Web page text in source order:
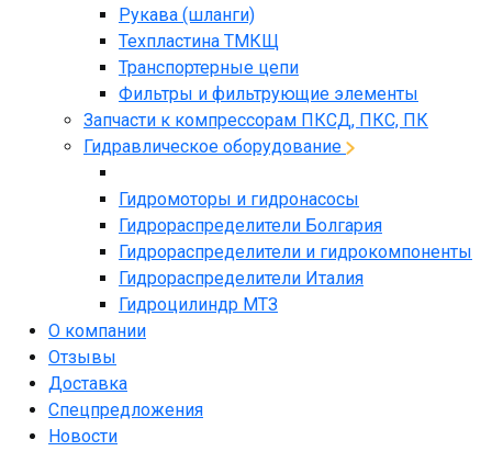
Рукава (шланги)
Техпластина ТМКЩ
Транспортерные цепи
Фильтры и фильтрующие элементы
Запчасти к компрессорам ПКСД, ПКС, ПК
Гидравлическое оборудование
Гидромоторы и гидронасосы
Гидрораспределители Болгария
Гидрораспределители и гидрокомпоненты
Гидрораспределители Италия
Гидроцилиндр МТЗ
О компании
Отзывы
Доставка
Спецпредложения
Новости